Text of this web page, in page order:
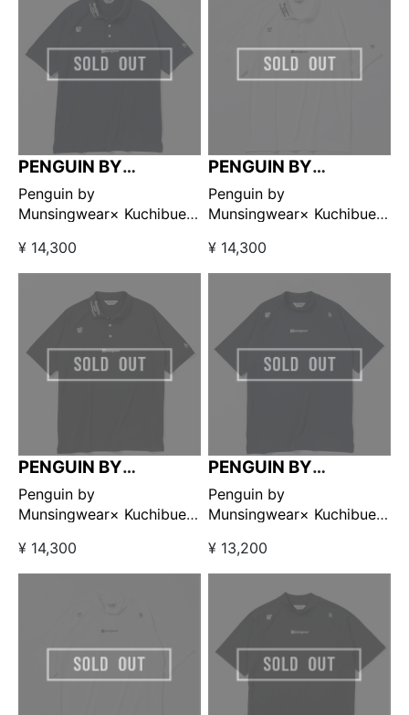
PENGUIN BY
MUNSINGWEAR
Penguin by
Munsingwear× Kuchibue
ツ ネイビー 【GO/LOOK!限
定販売】
¥ 14,300
PENGUIN BY
MUNSINGWEAR
Penguin by
Munsingwear× Kuchibue
ツ ホワイト 【GO/LOOK!限
定販売】
¥ 14,300
PENGUIN BY
MUNSINGWEAR
Penguin by
Munsingwear× Kuchibue
ツ ブラック 【GO/LOOK!限
定販売】
¥ 14,300
PENGUIN BY
MUNSINGWEAR
Penguin by
Munsingwear× Kuchibue
ック ネイビー【GO/LOOK!
限定販売】
¥ 13,200